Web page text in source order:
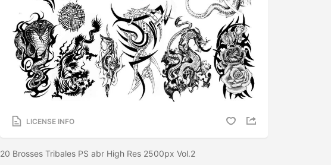
LICENSE INFO
20 Brosses Tribales PS abr High Res 2500px Vol.2